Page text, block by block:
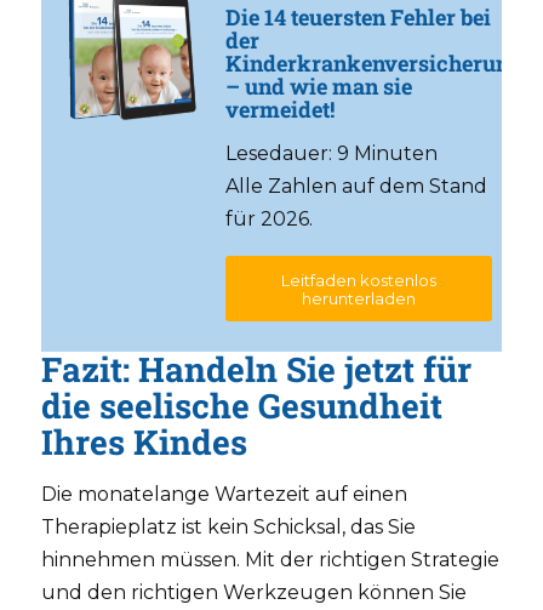
Die 14 teuersten Fehler bei
der
Kinderkrankenversicherung
– und wie man sie
vermeidet!
Lesedauer: 9 Minuten
Alle Zahlen auf dem Stand
für 2026.
Leitfaden kostenlos
herunterladen
Fazit: Handeln Sie jetzt für
die seelische Gesundheit
Ihres Kindes
Die monatelange Wartezeit auf einen
Therapieplatz ist kein Schicksal, das Sie
hinnehmen müssen. Mit der richtigen Strategie
und den richtigen Werkzeugen können Sie